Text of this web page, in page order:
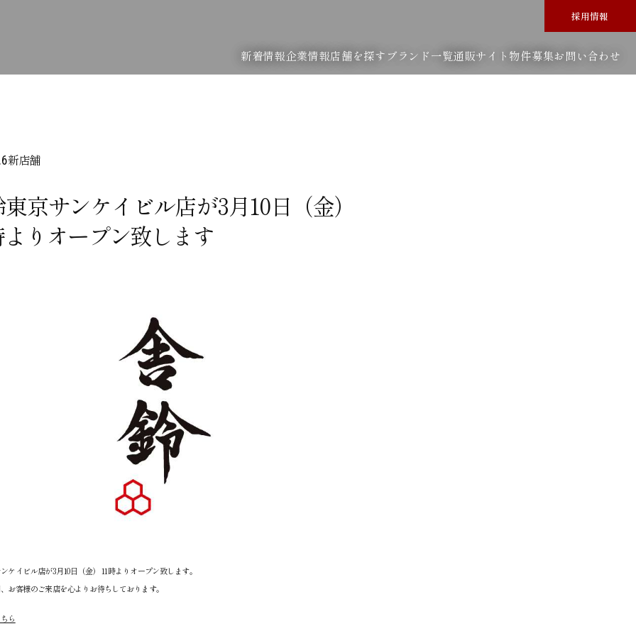
採用情報
新着情報企業情報店舗を探す ブランド一覧通販サイト 物件募集お問い合わせ
新店舗
京サンケイビル店が3月10日（金）
よりオープン致します
ケイビル店が3月10日（金） 11時よりオープン致します。
お客様のご来店を心よりお待ちしております。
ら